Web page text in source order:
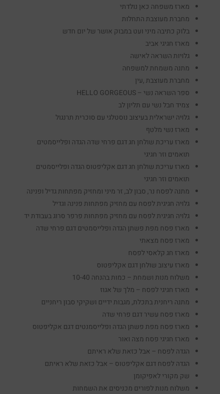
מארז משפחה כאן נולדתי
מחברת מעוצבת התחלות
בלוק כתיבה מיני ועט במבוק אושר של יום חדש
מארז חגיגי אביב
גלויות השראה לאישה
מתנה משמחת למשפחה
מחברת מעוצבת ,עין
ספר השראה נשי – HELLO GORGEOUS
צמיד חבל נשי עם תליון לב
גלויה ישראלית בעיצוב נוסטלגי עם סוכרית תרנגול
מארז נשי מלטף
מארז עריכת שולחן חג דגם פרחי שדה הגדה ופלייסמטים
תואמים וזר חגיגי
מארז עריכת שולחן חג דגם אקליפטוס הגדה ופלייסמטים
תואמים וזר חגיגי
מתנה לפסח נר, סבון לב, זר מיני ומחזיק מפתחות גדיל ופנינה
גלויה חגיגית לפסח עם מחזיק מפתחות פנינה וגדיל
גלויה חגיגית לפסח עם מחזיק מפתחות פרפר סרוג בעבודת יד
מארז פסח מפת פשתן הגדה ופלייסמטים דגם פרחי שדה
מארז פסח מצאתי
מארז חג קלאסי לפסח
מארז עיצוב שולחן דגם אקליפטוס
משלוח מנות ושמחת – כמות בהנחה 10-40
מארז חגיגי לפסח – מלך של אגוז
מתנה ריחנית בתכלת, מגבות ידיים ושקיקי סבון ריחניים
מארז פסח עשיר דגם פרחי שדה
מארז פסח מפת פשתן הגדה ופלייסמנטים דגם אקליפטוס
מארז חגיגי פסח מצה ואור
הגדה לפסח – אבל כזאת שלא ראיתם
הגדה לפסח דגם אקליפטוס – אבל כזאת שלא ראיתם
שק מקורי לאפיקומן
משלוח מנות לפורים מכניסים את השמחות